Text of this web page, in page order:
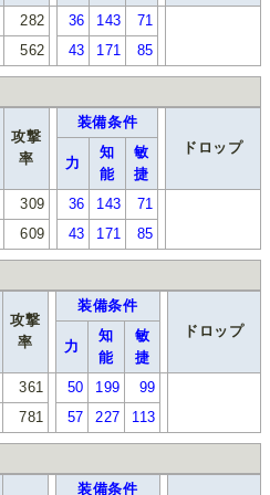
282 36 143
71
562 43 171 85
攻撃
率
装備条件
ドロップ
力
知
能
敏
捷
309 36 143
71
609 43 171 85
攻撃
率
装備条件
ドロップ
力
知
能
敏
捷
361 50 199
99
781 57 227 113
装備条件